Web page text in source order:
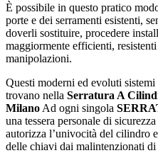
È possibile in questo pratico
porte e dei serramenti esistenti,
doverli sostituire, procedere
maggiormente efficienti,
manipolazioni.
Questi moderni ed evoluti
trovano nella Serratura A
Milano Ad ogni singola
una tessera personale di
autorizza l’univocità del cilindro
delle chiavi dai malintenzionati di